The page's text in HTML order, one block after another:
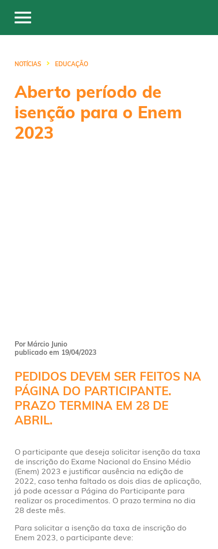
NOTÍCIAS EDUCAÇÃO
Aberto período de
isenção para o Enem
2023
Por Márcio Junio
publicado em 19/04/2023
PEDIDOS DEVEM SER FEITOS NA
PÁGINA DO PARTICIPANTE.
PRAZO TERMINA EM 28 DE
ABRIL.
O participante que deseja solicitar isenção da taxa
de inscrição do Exame Nacional do Ensino Médio
(Enem) 2023 e justificar ausência na edição de
2022, caso tenha faltado os dois dias de aplicação,
já pode acessar a Página do Participante para
realizar os procedimentos. O prazo termina no dia
28 deste mês.
Para solicitar a isenção da taxa de inscrição do
Enem 2023, o participante deve: